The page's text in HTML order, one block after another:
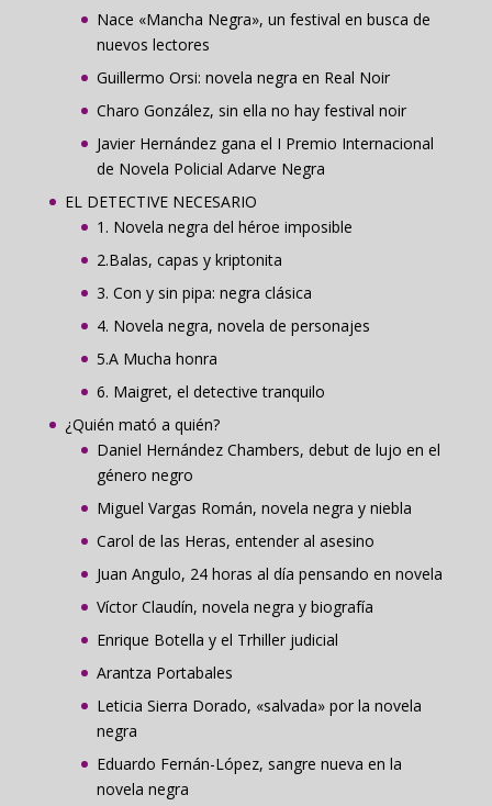
Nace «Mancha Negra», un festival en busca de
nuevos lectores
Guillermo Orsi: novela negra en Real Noir
Charo González, sin ella no hay festival noir
Javier Hernández gana el I Premio Internacional
de Novela Policial Adarve Negra
EL DETECTIVE NECESARIO
1. Novela negra del héroe imposible
2.Balas, capas y kriptonita
3. Con y sin pipa: negra clásica
4. Novela negra, novela de personajes
5.A Mucha honra
6. Maigret, el detective tranquilo
¿Quién mató a quién?
Daniel Hernández Chambers, debut de lujo en el
género negro
Miguel Vargas Román, novela negra y niebla
Carol de las Heras, entender al asesino
Juan Angulo, 24 horas al día pensando en novela
Víctor Claudín, novela negra y biografía
Enrique Botella y el Trhiller judicial
Arantza Portabales
Leticia Sierra Dorado, «salvada» por la novela
negra
Eduardo Fernán-López, sangre nueva en la
novela negra